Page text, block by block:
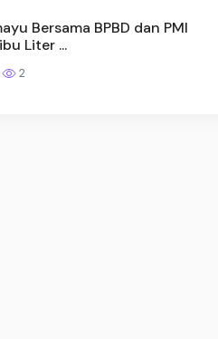
Bersama BPBD dan PMI
Liter ...
2